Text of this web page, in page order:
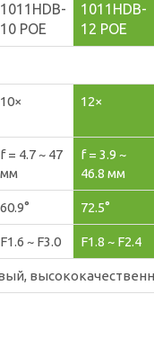
1011HDB-
10 POE
1011HDB-
12 POE
10× 12×
f = 4.7 ~ 47
мм
f = 3.9 ~
46.8 мм
60.9° 72.5°
F1.6 ~ F3.0 F1.8 ~ F2.4